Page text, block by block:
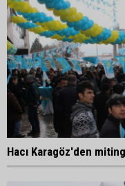
Hacı Karagöz'den miting